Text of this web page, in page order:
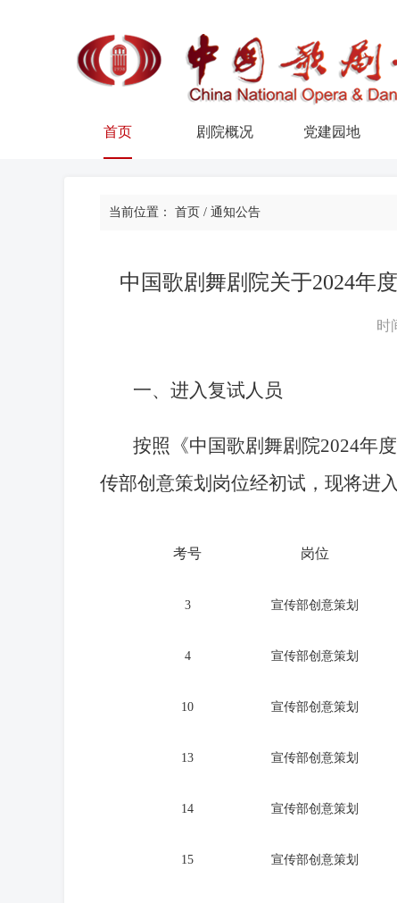
首页 剧院概况 党建园地
当前位置： 首页 / 通知公告
中国歌剧舞剧院关于2024年
时
一、进入复试人员
按照《中国歌剧舞剧院2024年
传部创意策划岗位经初试，现将进
考号 岗位
3 宣传部创意策划
4 宣传部创意策划
10 宣传部创意策划
13 宣传部创意策划
14 宣传部创意策划
15 宣传部创意策划